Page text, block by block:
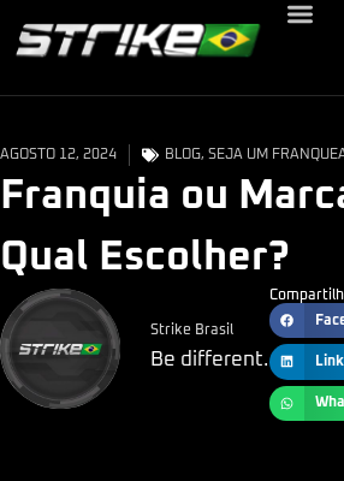
AGOSTO 12, 2024 BLOG, SEJA UM
Franquia ou
Qual Escolher?
Strike Brasil
Be different.